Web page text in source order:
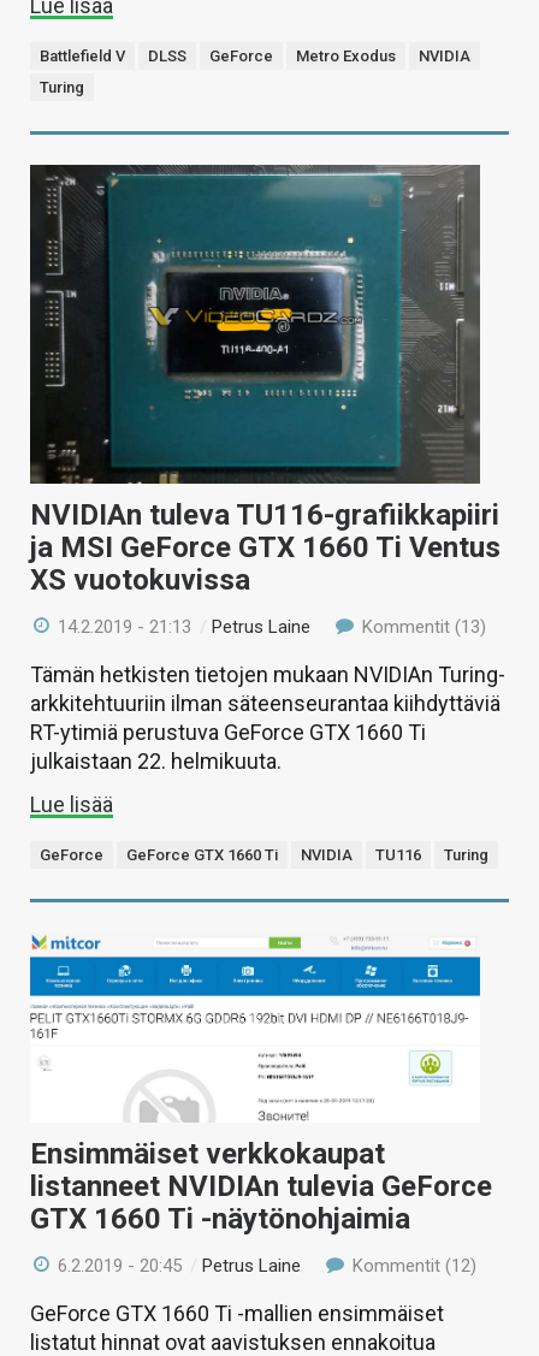
Lue lisää
Battlefield V DLSS GeForce Metro Exodus
NVIDIA
Turing
NVIDIAn tuleva TU116-grafiikkapiiri
ja MSI GeForce GTX 1660 Ti Ventus
XS vuotokuvissa
14.2.2019 - 21:13 /Petrus Laine Kommentit (13)
Tämän hetkisten tietojen mukaan NVIDIAn Turing-
arkkitehtuuriin ilman säteenseurantaa kiihdyttäviä
RT-ytimiä perustuva GeForce GTX 1660 Ti
julkaistaan 22. helmikuuta.
Lue lisää
GeForce GeForce GTX 1660 Ti NVIDIA TU116 Turing
Ensimmäiset verkkokaupat
listanneet NVIDIAn tulevia GeForce
GTX 1660 Ti -näytönohjaimia
6.2.2019 - 20:45 /Petrus Laine Kommentit (12)
GeForce GTX 1660 Ti -mallien ensimmäiset
listatut hinnat ovat aavistuksen ennakoitua